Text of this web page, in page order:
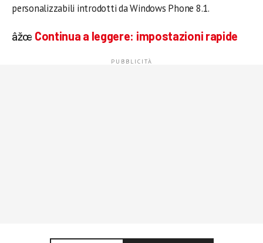
personalizzabili introdotti da Windows Phone 8.1.
âžœ Continua a leggere: impostazioni rapide